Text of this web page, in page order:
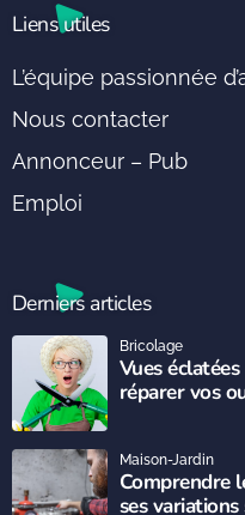
Liens utiles
L’équipe passionnée
Nous contacter
Annonceur – Pub
Emploi
Derniers articles
Vues
réparer vos
Bricolage
Comprendre
ses variations
Maison-Jardin